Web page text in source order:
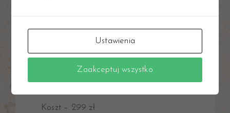
jadłospis 7 dni do stosowania przez
konieczność),
Koszt – 299 zł
Ustawienia
Zaakceptuj wszystko